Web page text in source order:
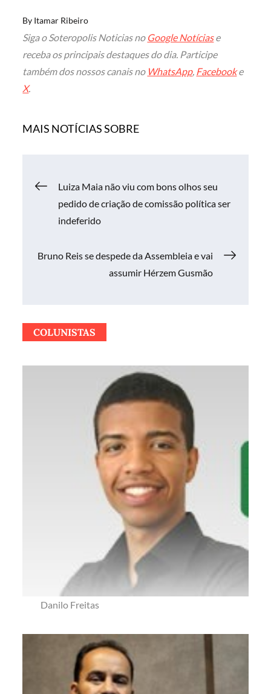
By Itamar Ribeiro
Siga o Soteropolis Noticias no Google Notíciase
receba os principais destaques do dia. Participe
também dos nossos canais no WhatsApp, Facebooke
X.
MAIS NOTÍCIAS SOBRE
Navegação
de
Post
Luiza Maia não viu com bons olhos seu
pedido de criação de comissão política ser
indeferido
Bruno Reis se despede da Assembleia e vai
assumir Hérzem Gusmão
COLUNISTAS
Danilo Freitas